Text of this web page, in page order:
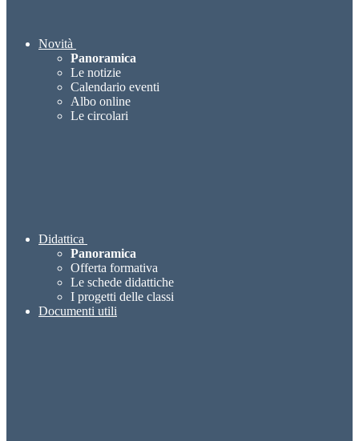
Novità
Panoramica
Le notizie
Calendario eventi
Albo online
Le circolari
Didattica
Panoramica
Offerta formativa
Le schede didattiche
I progetti delle classi
Documenti utili